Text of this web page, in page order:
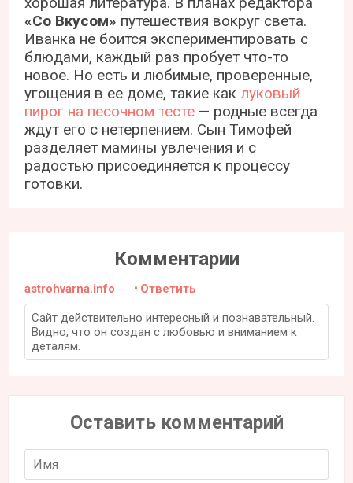
«Со Вкусом» путешествия вокруг света.
Иванка не боится экспериментировать с
блюдами, каждый раз пробует что-то
новое. Но есть и любимые, проверенные,
угощения в ее доме, такие каклуковый
пирог на песочном тесте — родные всегда
ждут его с нетерпением. Сын Тимофей
разделяет мамины увлечения и с
радостью присоединяется к процессу
готовки.
Комментарии
astrohvarna.info - Ответить
Сайт действительно интересный и познавательный.
Видно, что он создан с любовью и вниманием к
деталям.
Оставить комментарий